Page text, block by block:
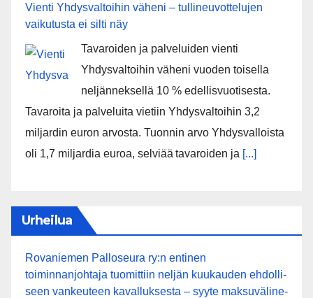
Vienti Yhdysvaltoihin väheni – tullineuvottelujen
vaikutusta ei silti näy
Tavaroiden ja palveluiden vienti
Yhdysvaltoihin väheni vuoden toisella
neljänneksellä 10 % edellisvuotisesta.
Tavaroita ja palveluita vietiin Yhdysvaltoihin 3,2
miljardin euron arvosta. Tuonnin arvo Yhdysvalloista
oli 1,7 miljardia euroa, selviää tavaroiden ja [...]
Urheilua
Rovaniemen Palloseura ry:n entinen
toiminnanjohtaja tuo­mit­tiin neljän kuu­kau­den eh­dol­li­
seen van­keu­teen ka­val­luk­ses­ta – syyte mak­su­vä­li­ne­